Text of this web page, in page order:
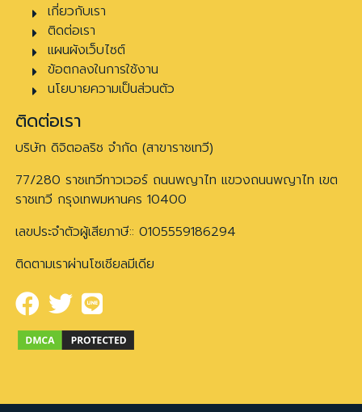
เกี่ยวกับเรา
ติดต่อเรา
แผนผังเว็บไซต์
ข้อตกลงในการใช้งาน
นโยบายความเป็นส่วนตัว
ติดต่อเรา
บริษัท ดิจิตอลริช จำกัด (สาขาราชเทวี)
77/280 ราชเทวีทาวเวอร์ ถนนพญาไท แขวงถนนพญาไท เขต
ราชเทวี กรุงเทพมหานคร 10400
เลขประจำตัวผู้เสียภาษี:: 0105559186294
ติดตามเราผ่านโซเชียลมีเดีย